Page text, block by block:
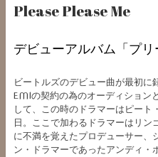
Please Please Me
デビューアルバム「プリ
ビートルズのデビュー曲が最初に
EMIの契約の為のオーディション
して、この時のドラマーはピー
日。ここで加わるドラマーはリン
に不満を覚えたプロデューサー、
ン・ドラマーであったアンディ・